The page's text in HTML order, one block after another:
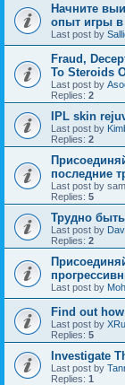
Начните
опыт игры в
Last post by
Fraud,
To Steroids
Last post by
Replies: 2
IPL skin
Last post by
Replies: 2
последние
Last post by
Replies: 5
Трудно
Last post by
Replies: 2
Last post by
Find out
Last post by
Replies: 5
Investigate
Last post by
Replies: 1